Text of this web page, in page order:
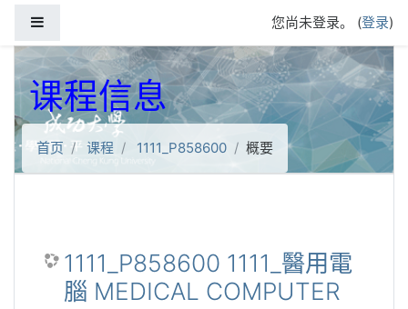
您尚未登录。 (登录)
课程信息
首页 课程 1111_P858600 概要
1111_P858600 1111_醫用電
腦 MEDICAL COMPUTER